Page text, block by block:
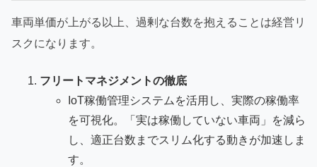
車両単価が上がる以上、過剰な台数を抱えることは経営リ
スクになります。
フリートマネジメントの徹底
IoT稼働管理システムを活用し、実際の稼働率
を可視化。「実は稼働していない車両」を減ら
し、適正台数までスリム化する動きが加速しま
す。